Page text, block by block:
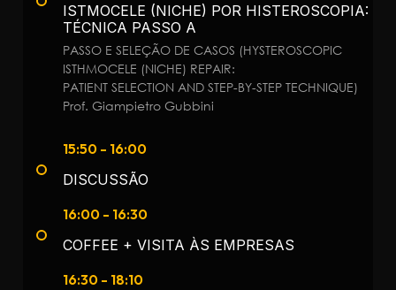
ISTMOCELE (NICHE) POR HISTEROSCOPIA:
TÉCNICA PASSO A
PASSO E SELEÇÃO DE CASOS (HYSTEROSCOPIC
ISTHMOCELE (NICHE) REPAIR:
PATIENT SELECTION AND STEP-BY-STEP TECHNIQUE)
Prof. Giampietro Gubbini
15:50 - 16:00
DISCUSSÃO
16:00 - 16:30
COFFEE + VISITA ÀS EMPRESAS
16:30 - 18:10